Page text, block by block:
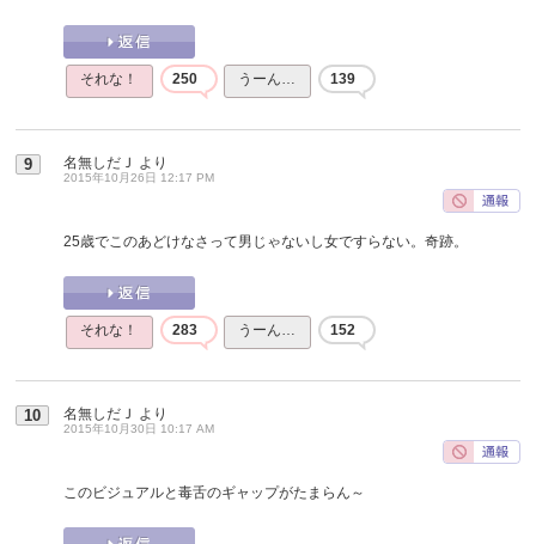
それな！ 250 うーん… 139
9 名無しだＪ より
2015年10月26日 12:17 PM
25歳でこのあどけなさって男じゃないし女ですらない。奇跡。
それな！ 283 うーん… 152
10 名無しだＪ より
2015年10月30日 10:17 AM
このビジュアルと毒舌のギャップがたまらん～